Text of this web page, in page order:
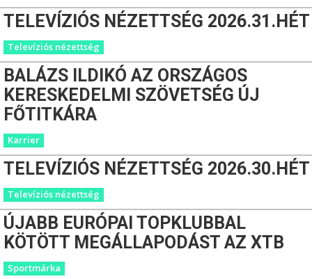
TELEVÍZIÓS NÉZETTSÉG 2026.31.HÉT
Televíziós nézettség
BALÁZS ILDIKÓ AZ ORSZÁGOS
KERESKEDELMI SZÖVETSÉG ÚJ
FŐTITKÁRA
Karrier
TELEVÍZIÓS NÉZETTSÉG 2026.30.HÉT
Televíziós nézettség
ÚJABB EURÓPAI TOPKLUBBAL
KÖTÖTT MEGÁLLAPODÁST AZ XTB
Sportmárka